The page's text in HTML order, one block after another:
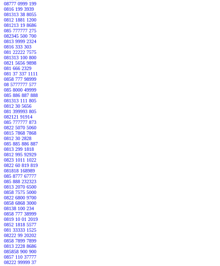
08777 0999 199
0816 199 3939
081313 38 8055
0812 1881 1200
081213 19 8686
085 777777 275
082345 500 700
0813 9999 2324
0816 333 303
081 22222 7575
081313 100 800
0821 5656 9898
081 666 2329
081 37 337 1111
0858 777 98999
08 5777777 577
085 8000 49999
085 886 887 888
081313 111 805
0812 30 5656
081 399993 805
082121 91914
085 777777 873
0822 5070 5060
0815 7868 7868
0812 30 2828
085 885 886 887
0813 299 1818
0812 995 92929
0823 1011 1022
0822 60 819 819
081818 168989
085 8777 67777
085 888 232323
0813 2070 6500
0858 7575 5000
0822 6800 9700
0858 6868 3000
08138 100 234
0858 777 38999
0819 10 01 2019
0852 1818 5577
081 33333 1525
08222 99 20202
0858 7899 7899
0813 2228 8686
085858 900 900
0857 110 37777
08222 99999 37